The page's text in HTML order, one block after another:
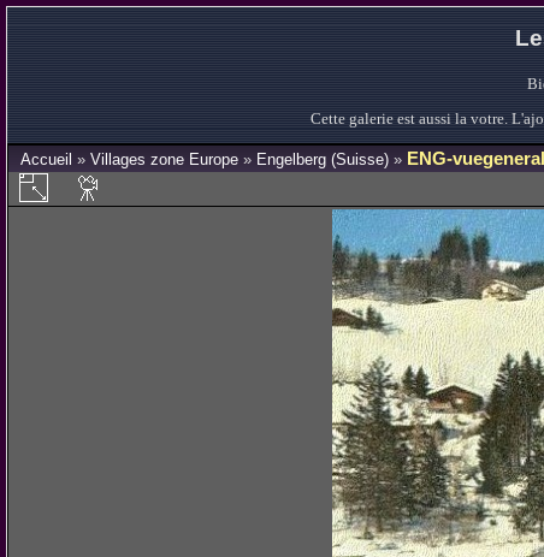
Cette galerie est aussi la votre.
Accueil » Villages zone Europe » Engelberg (Suisse) » ENG-